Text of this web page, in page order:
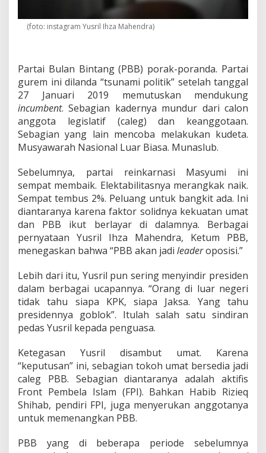
(foto: instagram Yusril Ihza Mahendra)
Partai Bulan Bintang (PBB) porak-poranda. Partai
gurem ini dilanda “tsunami politik” setelah tanggal
27 Januari 2019 memutuskan mendukung
incumbent. Sebagian kadernya mundur dari calon
anggota legislatif (caleg) dan keanggotaan.
Sebagian yang lain mencoba melakukan kudeta.
Musyawarah Nasional Luar Biasa. Munaslub.
Sebelumnya, partai reinkarnasi Masyumi ini
sempat membaik. Elektabilitasnya merangkak naik.
Sempat tembus 2%. Peluang untuk bangkit ada. Ini
diantaranya karena faktor solidnya kekuatan umat
dan PBB ikut berlayar di dalamnya. Berbagai
pernyataan Yusril Ihza Mahendra, Ketum PBB,
menegaskan bahwa “PBB akan jadi leaderoposisi.”
Lebih dari itu, Yusril pun sering menyindir presiden
dalam berbagai ucapannya. “Orang di luar negeri
tidak tahu siapa KPK, siapa Jaksa. Yang tahu
presidennya goblok”. Itulah salah satu sindiran
pedas Yusril kepada penguasa.
Ketegasan Yusril disambut umat. Karena
“keputusan” ini, sebagian tokoh umat bersedia jadi
caleg PBB. Sebagian diantaranya adalah aktifis
Front Pembela Islam (FPI). Bahkan Habib Rizieq
Shihab, pendiri FPI, juga menyerukan anggotanya
untuk memenangkan PBB.
PBB yang di beberapa periode sebelumnya